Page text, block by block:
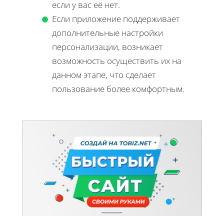
если у вас её нет.
Если приложение поддерживает
дополнительные настройки
персонализации, возникает
возможность осуществить их на
данном этапе, что сделает
пользование более комфортным.